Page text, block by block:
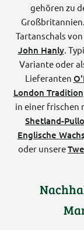
gehören zu
Tartanschals von
John Hanly.
Variante oder
Lieferanten
London Tradition
in einer frischen
Shetland-
Englische
oder unsere